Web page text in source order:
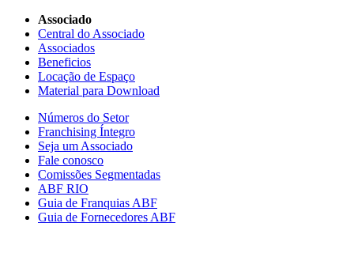
Associado
Central do Associado
Associados
Beneficios
Locação de Espaço
Material para Download
Números do Setor
Franchising Íntegro
Seja um Associado
Fale conosco
Comissões Segmentadas
ABF RIO
Guia de Franquias ABF
Guia de Fornecedores ABF